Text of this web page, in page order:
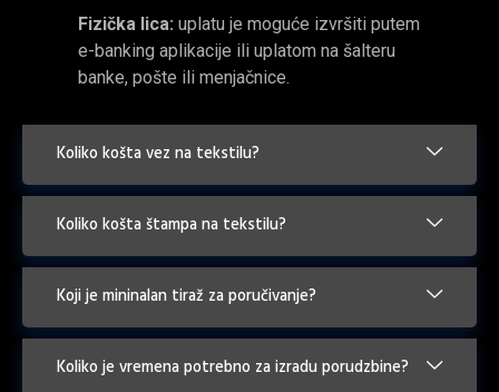
Fizička lica: uplatu je moguće izvršiti putem
e-banking aplikacije ili uplatom na šalteru
banke, pošte ili menjačnice.
Koliko košta vez na tekstilu?
Koliko košta štampa na tekstilu?
Koji je mininalan tiraž za poručivanje?
Koliko je vremena potrebno za izradu porudzbine?